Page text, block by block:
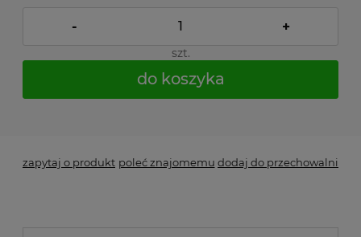
- +
szt.
do koszyka
zapytaj o produkt poleć znajomemu dodaj do przechowalni